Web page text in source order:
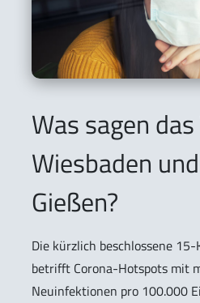
Was sagen das
Wiesbaden
Gießen?
Die kürzlich beschlossene
betrifft Corona-Hotspots mit
Neuinfektionen pro 100.000